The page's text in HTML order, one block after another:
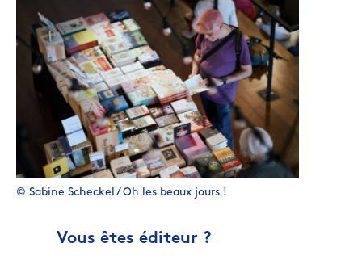
© Sabine Scheckel / Oh les beaux jours !
Vous êtes éditeur ?